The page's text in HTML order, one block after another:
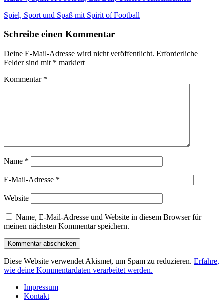
Beitragsnavigation
Spiel, Sport und Spaß mit Spirit of Football
Schreibe einen Kommentar
Deine E-Mail-Adresse wird nicht veröffentlicht. Erforderliche
Felder sind mit * markiert
Kommentar *
Name *
E-Mail-Adresse *
Website
Name, E-Mail-Adresse und Website in diesem Browser für
meinen nächsten Kommentar speichern.
Diese Website verwendet Akismet, um Spam zu reduzieren. Erfahre,
wie deine Kommentardaten verarbeitet werden.
Impressum
Kontakt